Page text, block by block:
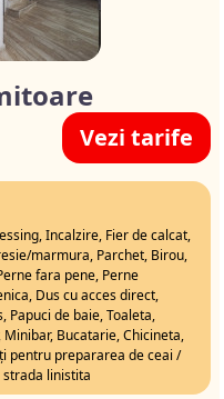
Vezi tarife
Incalzire, Fier de calcat,
marmura, Parchet, Birou,
fara pene, Perne
Dus cu acces direct,
Papuci de baie, Toaleta,
Minibar, Bucatarie, Chicineta,
pentru prepararea de ceai /
strada linistita